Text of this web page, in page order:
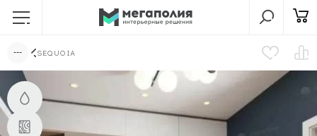
SEQUOIA